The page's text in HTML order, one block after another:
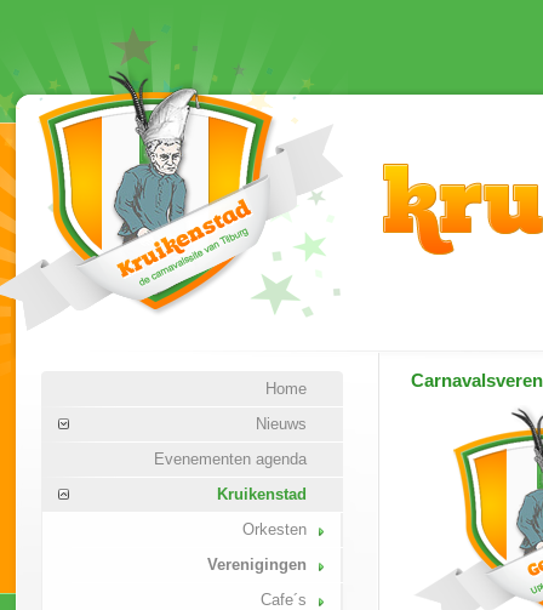
Home
Nieuws
Evenementen agenda
Kruikenstad
Orkesten
Verenigingen
Cafe´s